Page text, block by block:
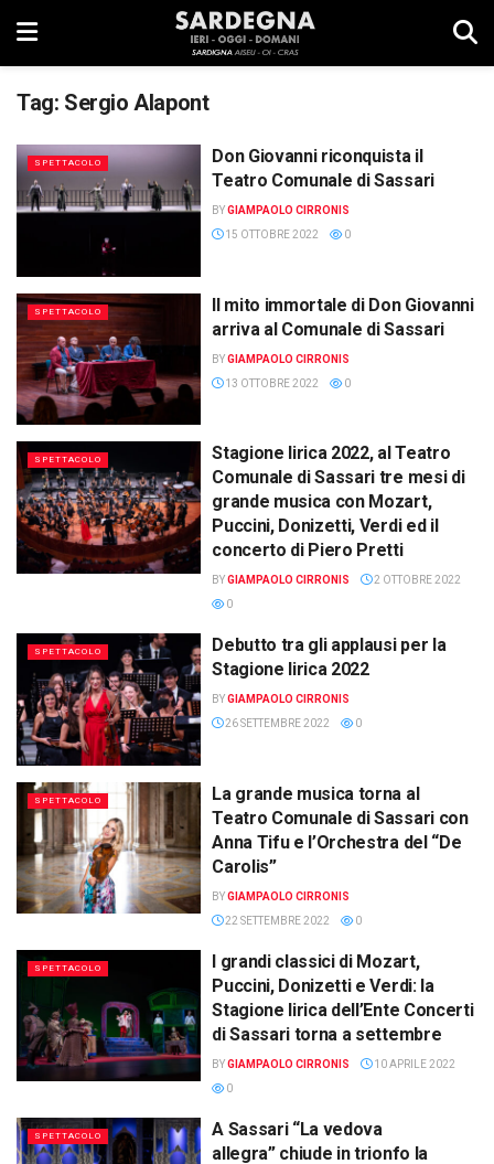
Tag: Sergio Alapont
SPETTACOLO
Don Giovanni riconquista il
Teatro Comunale di Sassari
BYGIAMPAOLO CIRRONIS
15 OTTOBRE 2022
0
SPETTACOLO
Il mito immortale di Don Giovanni
arriva al Comunale di Sassari
BYGIAMPAOLO CIRRONIS
13 OTTOBRE 2022
0
SPETTACOLO
Stagione lirica 2022, al Teatro
Comunale di Sassari tre mesi di
grande musica con Mozart,
Puccini, Donizetti, Verdi ed il
concerto di Piero Pretti
BYGIAMPAOLO CIRRONIS
2 OTTOBRE 2022
0
SPETTACOLO
Debutto tra gli applausi per la
Stagione lirica 2022
BYGIAMPAOLO CIRRONIS
26 SETTEMBRE 2022
0
SPETTACOLO
La grande musica torna al
Teatro Comunale di Sassari con
Anna Tifu e l’Orchestra del “De
Carolis”
BYGIAMPAOLO CIRRONIS
22 SETTEMBRE 2022
0
SPETTACOLO
I grandi classici di Mozart,
Puccini, Donizetti e Verdi: la
Stagione lirica dell’Ente Concerti
di Sassari torna a settembre
BYGIAMPAOLO CIRRONIS
10 APRILE 2022
0
SPETTACOLO
A Sassari “La vedova
allegra” chiude in trionfo la